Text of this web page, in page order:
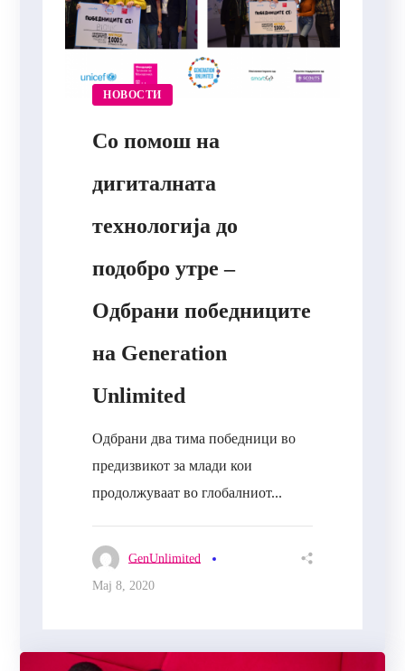
НОВОСТИ
Со помош на
дигиталната
технологија до
подобро утре –
Одбрани победниците
на Generation
Unlimited
Одбрани два тима победници во
предизвикот за млади кои
продолжуваат во глобалниот...
GenUnlimited
Мај 8, 2020